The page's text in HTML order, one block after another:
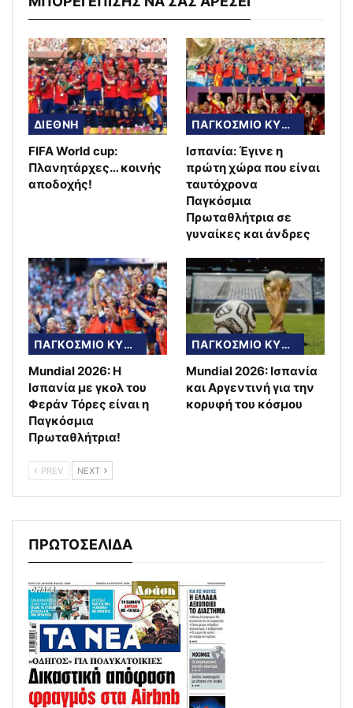
ΔΙΕΘΝΗ
FIFA World cup:
Πλανητάρχες… κοινής
αποδοχής!
ΠΑΓΚΟΣΜΙΟ ΚΥΠΕΛΛΟ
Ισπανία: Έγινε η
πρώτη χώρα που είναι
ταυτόχρονα
Παγκόσμια
Πρωταθλήτρια σε
γυναίκες και άνδρες
ΠΑΓΚΟΣΜΙΟ ΚΥΠΕΛΛΟ
Mundial 2026: Η
Ισπανία με γκολ του
Φεράν Τόρες είναι η
Παγκόσμια
Πρωταθλήτρια!
ΠΑΓΚΟΣΜΙΟ ΚΥΠΕΛΛΟ
Mundial 2026: Ισπανία
και Αργεντινή για την
κορυφή του κόσμου
PREV NEXT
ΠΡΩΤΟΣΕΛΙΔΑ